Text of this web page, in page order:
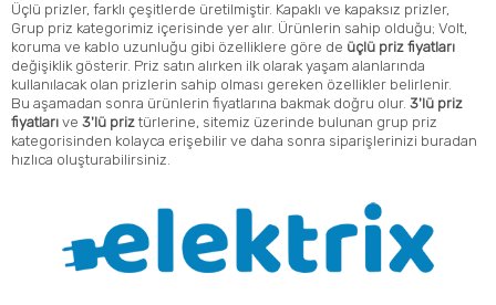
Üçlü prizler, farklı çeşitlerde üretilmiştir. Kapaklı ve kapaksız prizler,
Grup priz kategorimiz içerisinde yer alır. Ürünlerin sahip olduğu; Volt,
koruma ve kablo uzunluğu gibi özelliklere göre de üçlü priz fiyatları
değişiklik gösterir. Priz satın alırken ilk olarak yaşam alanlarında
kullanılacak olan prizlerin sahip olması gereken özellikler belirlenir.
Bu aşamadan sonra ürünlerin fiyatlarına bakmak doğru olur. 3'lü priz
fiyatları ve 3'lü priztürlerine, sitemiz üzerinde bulunan grup priz
kategorisinden kolayca erişebilir ve daha sonra siparişlerinizi buradan
hızlıca oluşturabilirsiniz.